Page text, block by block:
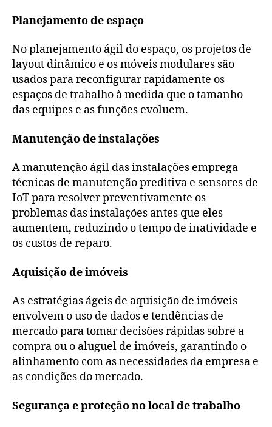
Planejamento de espaço
No planejamento ágil do espaço, os projetos de
layout dinâmico e os móveis modulares são
usados para reconfigurar rapidamente os
espaços de trabalho à medida que o tamanho
das equipes e as funções evoluem.
Manutenção de instalações
A manutenção ágil das instalações emprega
técnicas de manutenção preditiva e sensores de
IoT para resolver preventivamente os
problemas das instalações antes que eles
aumentem, reduzindo o tempo de inatividade e
os custos de reparo.
Aquisição de imóveis
As estratégias ágeis de aquisição de imóveis
envolvem o uso de dados e tendências de
mercado para tomar decisões rápidas sobre a
compra ou o aluguel de imóveis, garantindo o
alinhamento com as necessidades da empresa e
as condições do mercado.
Segurança e proteção no local de trabalho